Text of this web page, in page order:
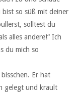
so süß mit deiner
solltest du
alles andere!“ Ich
du mich so
Er hat
gelegt und krault